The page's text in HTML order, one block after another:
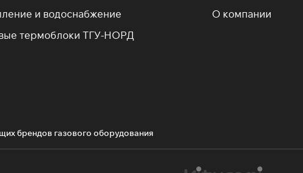
и водоснабжение
термоблоки ТГУ-НОРД
О компании
брендов газового оборудования